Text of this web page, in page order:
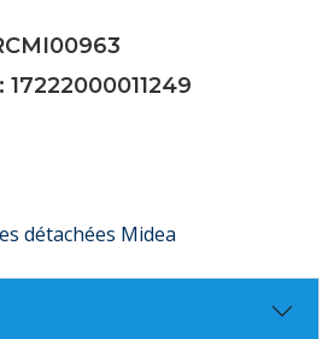
détachées Midea